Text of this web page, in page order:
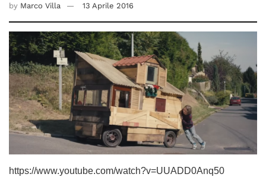
by Marco Villa 13 Aprile 2016
https://www.youtube.com/watch?v=UUADD0Anq50